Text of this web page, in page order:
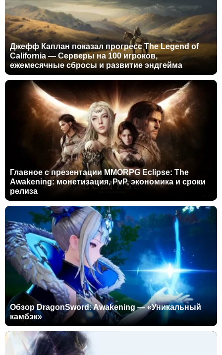
Джефф Каплан показал прогресс The Legend of
California — Серверы на 100 игроков,
ежемесячные сбросы и развитие эндгейма
Главное с презентации MMORPG Eclipse: The
Awakening: монетизация, PvP, экономика и сроки
релиза
Обзор DragonSword: Awakening — «Уникальный
камбэк»